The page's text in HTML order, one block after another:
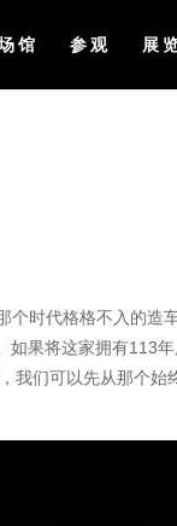
馆 参观 展
个时代格格不入的造
如果将这家拥有113
我们可以先从那个始